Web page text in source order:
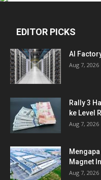
EDITOR PICKS
AI
Aug 7, 2026
Rally 3
ke Level
Aug 7, 2026
Magnet
Aug 7, 2026